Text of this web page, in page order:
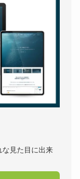
な見た目に出来